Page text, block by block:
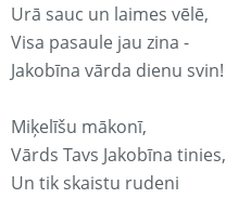
Urā sauc un laimes vēlē,
Visa pasaule jau zina -
Jakobīna vārda dienu svin!
Miķelīšu mākonī,
Vārds Tavs Jakobīna tinies,
Un tik skaistu rudeni